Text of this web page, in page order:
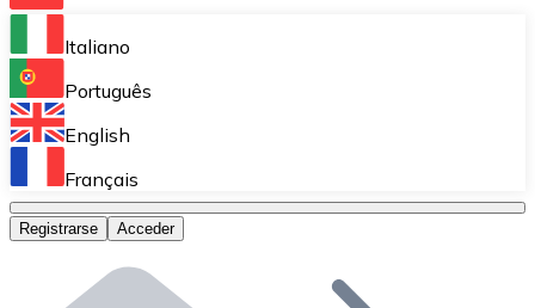
Bitnovo Ramp
Integra nuestra solución en tu plataforma.
Bitnovo Giftcards
Bitnovo OTC
Bitnovo ATM
Italiano
Português
English
Français
Registrarse Acceder